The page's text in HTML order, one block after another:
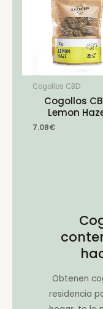
Cogollos CBD
Cogollos
Lemon
7.08€
Obtenen
residencia